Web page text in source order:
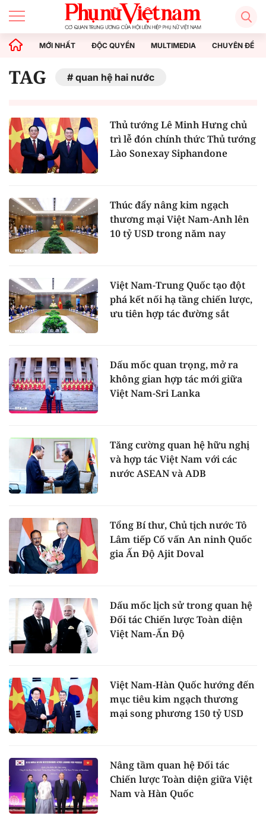
MỚI NHẤT ĐỘC QUYỀN MULTIMEDIA CHUYÊN ĐỀ
TAG quan hệ hai nước
Thủ tướng Lê Minh Hưng chủ
trì lễ đón chính thức Thủ tướng
Lào Sonexay Siphandone
Thúc đẩy nâng kim ngạch
thương mại Việt Nam-Anh lên
10 tỷ USD trong năm nay
Việt Nam-Trung Quốc tạo đột
phá kết nối hạ tầng chiến lược,
ưu tiên hợp tác đường sắt
Dấu mốc quan trọng, mở ra
không gian hợp tác mới giữa
Việt Nam-Sri Lanka
Tăng cường quan hệ hữu nghị
và hợp tác Việt Nam với các
nước ASEAN và ADB
Tổng Bí thư, Chủ tịch nước Tô
Lâm tiếp Cố vấn An ninh Quốc
gia Ấn Độ Ajit Doval
Dấu mốc lịch sử trong quan hệ
Đối tác Chiến lược Toàn diện
Việt Nam-Ấn Độ
Việt Nam-Hàn Quốc hướng đến
mục tiêu kim ngạch thương
mại song phương 150 tỷ USD
Nâng tầm quan hệ Đối tác
Chiến lược Toàn diện giữa Việt
Nam và Hàn Quốc